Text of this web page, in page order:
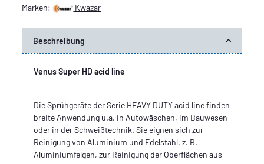
Marken:
Kwazar
Beschreibung
Venus Super HD acid line
Die Sprühgeräte der Serie HEAVY DUTY acid line finden
breite Anwendung u.a. in Autowäschen, im Bauwesen
oder in der Schweißtechnik. Sie eignen sich zur
Reinigung von Aluminium und Edelstahl, z. B.
Aluminiumfelgen, zur Reinigung der Oberflächen aus